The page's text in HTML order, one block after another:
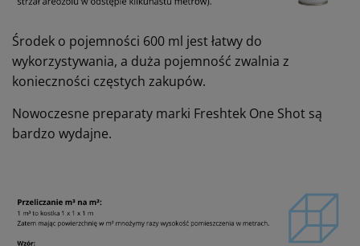
Środek o pojemności 600 ml jest łatwy do
wykorzystywania, a duża pojemność zwalnia z
konieczności częstych zakupów.
Nowoczesne preparaty marki Freshtek One Shot są
bardzo wydajne.